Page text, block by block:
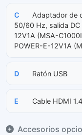
C
Adaptador de
50/60 Hz, salida DC
12V1A (MSA-
POWER-E-12V1A
D Ratón USB
E Cable HDMI 1.4
Accesorios